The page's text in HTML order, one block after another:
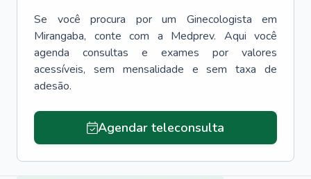
Se você procura por um Ginecologista
em
Mirangaba, conte com a Medprev. Aqui você
agenda consultas e exames por valores
acessíveis, sem mensalidade e sem taxa de
adesão.
Agendar teleconsulta